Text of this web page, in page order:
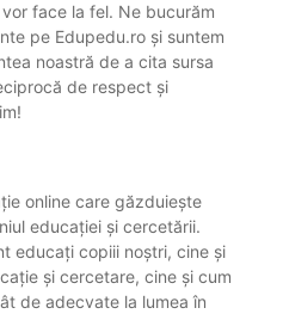
face la fel. Ne bucurăm
pe Edupedu.ro și suntem
noastră de a cita sursa
de respect și
online care găzduiește
educației și cercetării.
educați copiii noștri, cine și
și cercetare, cine și cum
de adecvate la lumea în